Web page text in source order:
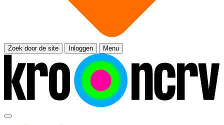
Zoek door de site Inloggen Menu